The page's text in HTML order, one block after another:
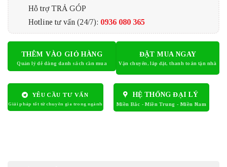
Hỗ trợ TRẢ GÓP
Hotline tư vấn (24/7): 0936 080 365
THÊM VÀO GIỎ HÀNG ĐẶT MUA NGAY
YÊU CẦU TƯ VẤN HỆ THỐNG ĐẠI LÝ